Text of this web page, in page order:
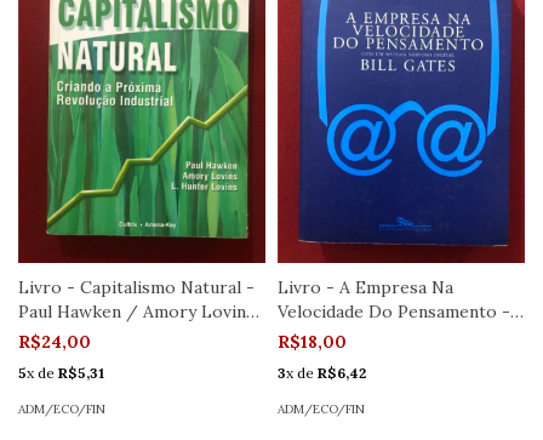
Livro - Capitalismo Natural -
Paul Hawken / Amory Lovins
- Editora Cultrix
R$24,00
5x de R$5,31
ADM/ECO/FIN
Livro - A Empresa Na
Velocidade Do Pensamento -
Bill Gates - Companhia Das
R$18,00
3x de R$6,42
ADM/ECO/FIN